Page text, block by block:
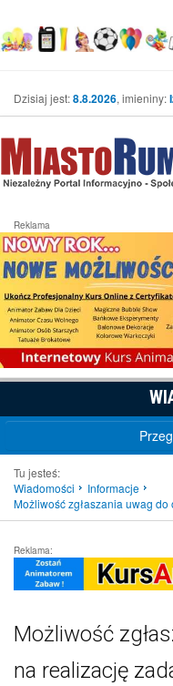
Dzisiaj jest:8.8.2026, imieniny:
Reklama
Tu jesteś:
Wiadomości
Informacje
Możliwość zgłaszania uwag
Reklama:
Możliwość
na realizację